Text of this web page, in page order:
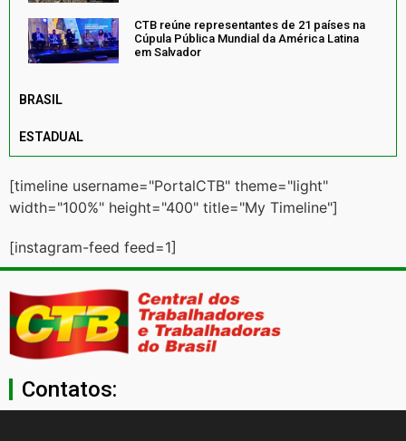
CTB reúne representantes de 21 países na
Cúpula Pública Mundial da América Latina
em Salvador
BRASIL
ESTADUAL
[timeline username="PortalCTB" theme="light"
width="100%" height="400" title="My Timeline"]
[instagram-feed feed=1]
Contatos: